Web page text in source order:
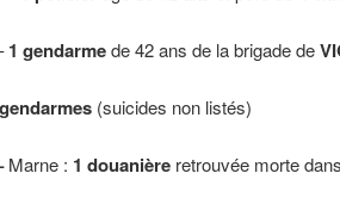
1 gendarmede 42 ans de la brigade de
(suicides non listés)
Marne : 1 douanièreretrouvée morte